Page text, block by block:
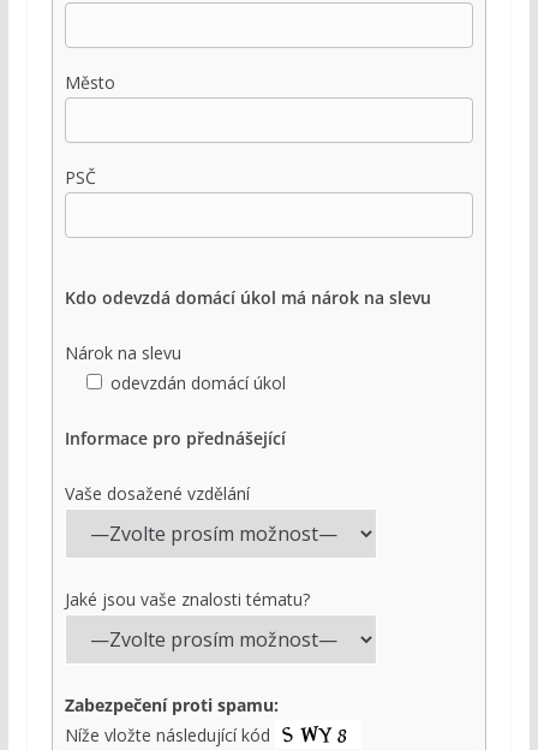
Město
PSČ
Kdo odevzdá domácí úkol má nárok na slevu
Nárok na slevu
odevzdán domácí úkol
Informace pro přednášející
Vaše dosažené vzdělání
Jaké jsou vaše znalosti tématu?
Zabezpečení proti spamu:
Níže vložte následující kód